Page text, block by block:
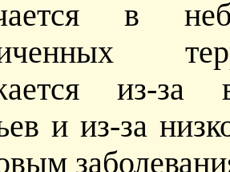
в
из-за
и из-за